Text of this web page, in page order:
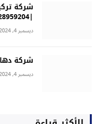
شركة
|0528959204
ديسمبر 4, 2024
شركة
ديسمبر 4, 2024